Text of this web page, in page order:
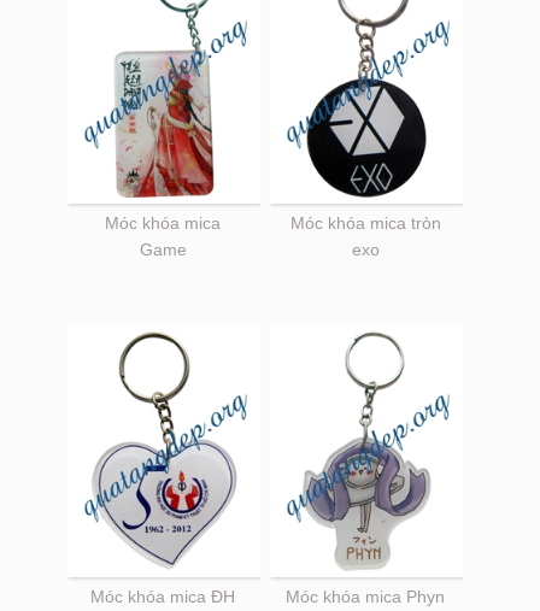
Móc khóa mica
Game
Móc khóa mica tròn
exo
Móc khóa mica ĐH
Móc khóa mica Phyn